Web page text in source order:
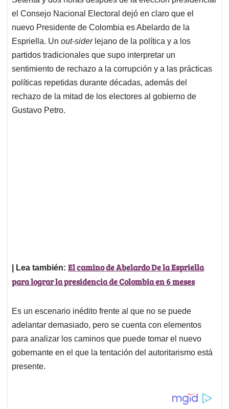
s
A
p
p
b
o
o
k
e
d
I
n
l
a
d
s
el Consejo Nacional Electoral dejó en claro que el
nuevo Presidente de Colombia es Abelardo de la
Espriella. Un out-siderlejano de la política y a los
partidos tradicionales que supo interpretar un
sentimiento de rechazo a la corrupción y a las prácticas
políticas repetidas durante décadas, además del
rechazo de la mitad de los electores al gobierno de
Gustavo Petro.
| Lea también: El camino de Abelardo De la Espriella
para lograr la presidencia de Colombia en 6 meses
Es un escenario inédito frente al que no se puede
adelantar demasiado, pero se cuenta con elementos
para analizar los caminos que puede tomar el nuevo
gobernante en el que la tentación del autoritarismo está
presente.